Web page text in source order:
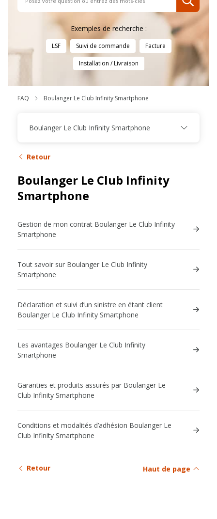
Exemples de recherche :
LSF Suivi de commande Facture
Installation / Livraison
FAQ Boulanger Le Club Infinity Smartphone
Boulanger Le Club Infinity Smartphone
Retour
Boulanger Le Club Infinity
Smartphone
Gestion de mon contrat Boulanger Le Club Infinity
Smartphone
Tout savoir sur Boulanger Le Club Infinity
Smartphone
Déclaration et suivi d’un sinistre en étant client
Boulanger Le Club Infinity Smartphone
Les avantages Boulanger Le Club Infinity
Smartphone
Garanties et produits assurés par Boulanger Le
Club Infinity Smartphone
Conditions et modalités d’adhésion Boulanger Le
Club Infinity Smartphone
Retour Haut de page